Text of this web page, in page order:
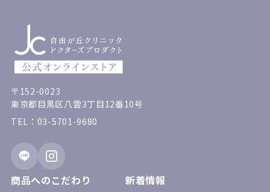
〒152-0023
東京都目黒区八雲3丁目12番10号
TEL：03-5701-9680
商品へのこだわり
新着情報